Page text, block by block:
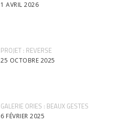
1 AVRIL 2026
PROJET : REVERSE
25 OCTOBRE 2025
GALERIE ORIES : BEAUX GESTES
6 FÉVRIER 2025